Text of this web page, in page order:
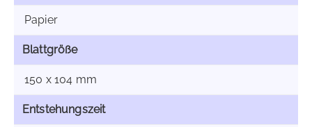
Papier
Blattgröße
150 x 104 mm
Entstehungszeit